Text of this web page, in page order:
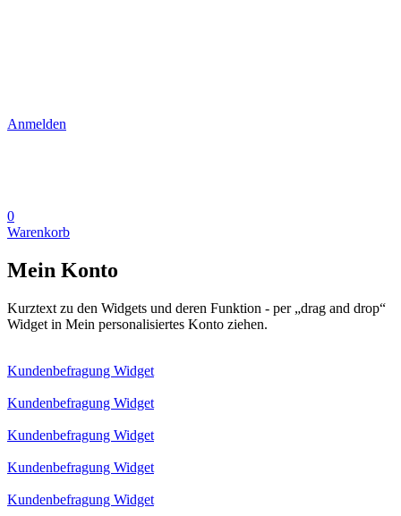
Anmelden
0
Warenkorb
Mein Konto
Kurztext zu den Widgets und deren Funktion - per „drag and drop“
Widget in Mein personalisiertes Konto ziehen.
Kundenbefragung Widget
Kundenbefragung Widget
Kundenbefragung Widget
Kundenbefragung Widget
Kundenbefragung Widget